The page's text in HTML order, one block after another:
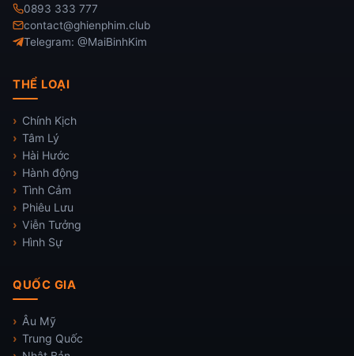
0893 333 777
contact@ghienphim.club
Telegram: @MaiBinhKim
THỂ LOẠI
Chính Kịch
Tâm Lý
Hài Hước
Hành động
Tình Cảm
Phiêu Lưu
Viễn Tưởng
Hình Sự
QUỐC GIA
Âu Mỹ
Trung Quốc